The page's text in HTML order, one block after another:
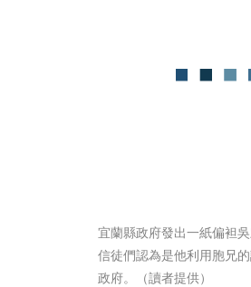
宜蘭縣政府發出一紙偏袒
信徒們認為是他利用胞兄
政府。（讀者提供）